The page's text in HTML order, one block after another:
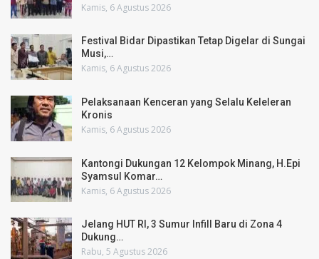
Kamis, 6 Agustus 2026
Festival Bidar Dipastikan Tetap Digelar di Sungai
Musi,…
Kamis, 6 Agustus 2026
Pelaksanaan Kenceran yang Selalu Keleleran
Kronis
Kamis, 6 Agustus 2026
Kantongi Dukungan 12 Kelompok Minang, H.Epi
Syamsul Komar…
Kamis, 6 Agustus 2026
Jelang HUT RI, 3 Sumur Infill Baru di Zona 4
Dukung…
Rabu, 5 Agustus 2026